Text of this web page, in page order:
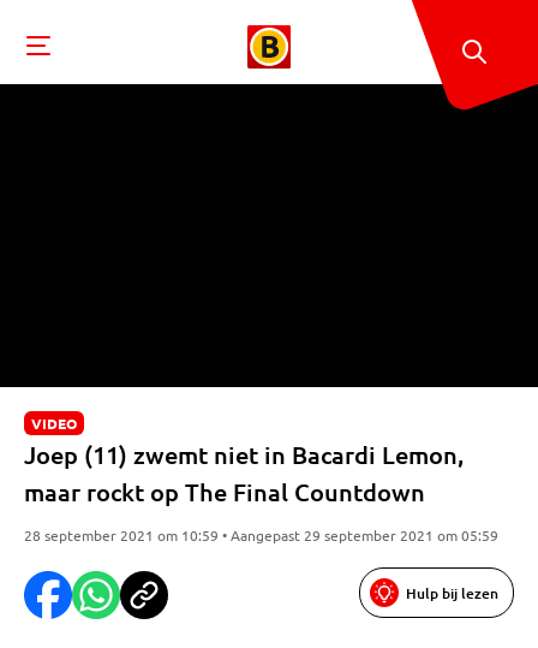
VIDEO
Joep (11) zwemt niet in Bacardi Lemon,
maar rockt op The Final Countdown
28 september 2021 om 10:59 • Aangepast 29 september 2021 om 05:59
Hulp bij lezen